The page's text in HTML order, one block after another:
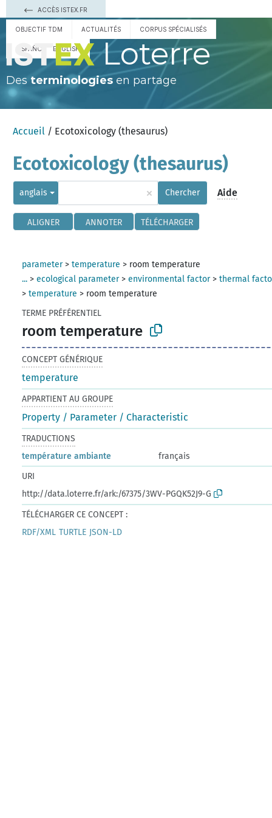
ACCÈS ISTEX.FR
OBJECTIF TDM ACTUALITÉS CORPUS SPÉCIALISÉS
ESPAÑOL ENGLISH Loterre
Des terminologies en partage
Accueil / Ecotoxicology (thesaurus)
Ecotoxicology (thesaurus)
anglais × Chercher Aide
ALIGNER ANNOTER TÉLÉCHARGER
parameter>temperature > room temperature
... >ecological parameter>environmental factor>thermal
>temperature > room temperature
TERME PRÉFÉRENTIEL
room temperature
CONCEPT GÉNÉRIQUE
temperature
APPARTIENT AU GROUPE
Property / Parameter / Characteristic
TRADUCTIONS
température ambiante
français
URI
http://data.loterre.fr/ark:/67375/3WV-PGQK52J9-G
TÉLÉCHARGER CE CONCEPT :
RDF/XML TURTLE JSON-LD